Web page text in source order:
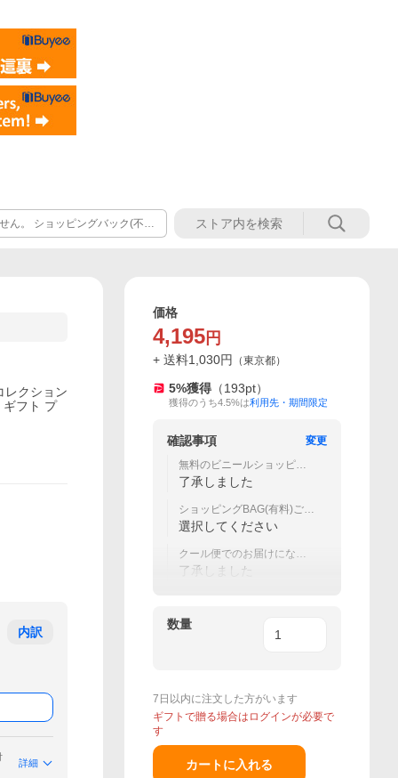
ん。 ショッピングバック(不織
レクション
ギフト プ
内訳
詳細
価格
4,195 円
+ 送料1,030円 （東京都）
5%獲得 （193pt）
獲得のうち4.5%は利用先・期間限定
確認事項
変更
無料のビニールショッピン
グバッグは付いておりませ
ん
了承しました
ショッピングBAG(有料)ご希
望の場合ご一緒にご注文下
さい
選択してください
クール便でのお届けになり
ます。
了承しました
数量
7日以内に注文した方がいます
ギフトで贈る場合はログインが必要で
す
カートに入れる